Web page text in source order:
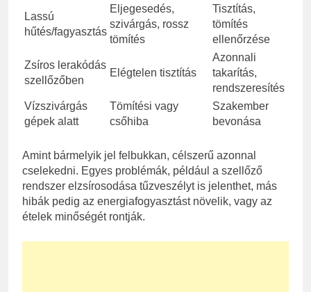
Lassú
hűtés/fagyasztás
Eljegesedés,
szivárgás, rossz
tömítés
Tisztítás,
tömítés
ellenőrzése
Zsíros lerakódás
szellőzőben
Elégtelen tisztítás
Azonnali
takarítás,
rendszeresítés
Vízszivárgás
gépek alatt
Tömítési vagy
csőhiba
Szakember
bevonása
Amint bármelyik jel felbukkan, célszerű azonnal
cselekedni. Egyes problémák, például a szellőző
rendszer elzsírosodása tűzveszélyt is jelenthet, más
hibák pedig az energiafogyasztást növelik, vagy az
ételek minőségét rontják.